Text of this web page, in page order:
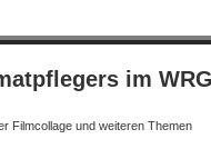
im
Filmcollage und weiteren Themen